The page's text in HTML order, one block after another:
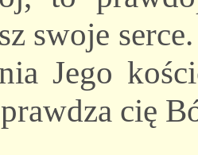
swoje
Jego
cię